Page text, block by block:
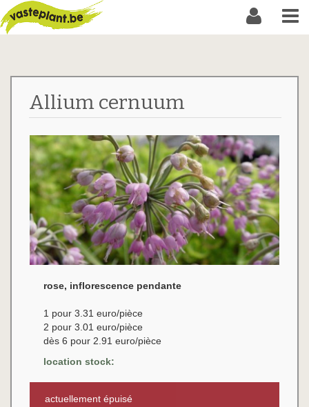
Allium cernuum
rose, inflorescence pendante
1 pour 3.31 euro/pièce
2 pour 3.01 euro/pièce
dès 6 pour 2.91 euro/pièce
location stock:
actuellement épuisé